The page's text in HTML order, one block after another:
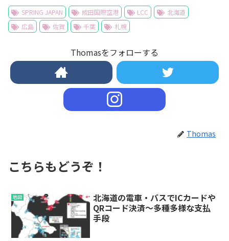
SPRING JAPAN 成田国際空港 LCC
北海道
広島
佐賀 千葉 札幌
Thomasをフォローする
Thomas
こちらもどうぞ！
地図
北海道の電車・バスでICカードや
QRコード決済～多種多様な支払
手段